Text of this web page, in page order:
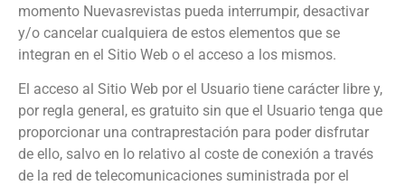
momento Nuevasrevistas pueda interrumpir, desactivar
y/o cancelar cualquiera de estos elementos que se
integran en el Sitio Web o el acceso a los mismos.
El acceso al Sitio Web por el Usuario tiene carácter libre y,
por regla general, es gratuito sin que el Usuario tenga que
proporcionar una contraprestación para poder disfrutar
de ello, salvo en lo relativo al coste de conexión a través
de la red de telecomunicaciones suministrada por el